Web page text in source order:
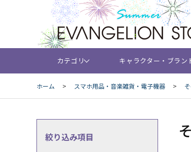
カテゴリ キャラクター・ブラン
ホーム > スマホ用品・音楽雑貨・電子機器 >
絞り込み項目